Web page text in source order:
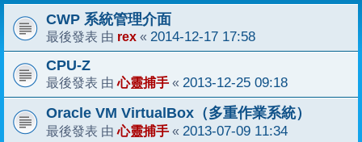
CWP 系統管理介面
最後發表 由 rex « 2014-12-17 17:58
CPU-Z
最後發表 由心靈捕手 « 2013-12-25 09:18
Oracle VM VirtualBox（多重作業系統）
最後發表 由心靈捕手 « 2013-07-09 11:34